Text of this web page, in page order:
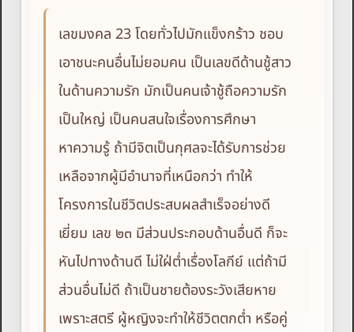
เลขมงคล 23 โดยทั่วไปมักแข็งกร้าว ชอบ
เอาชนะคนอื่นไม่ยอมคน เป็นเลขดีด้านชู้สาว
ในด้านความรัก มักเป็นคนเจ้าชู้ถือความรัก
เป็นใหญ่ เป็นคนสนใจเรื่องการศึกษา
หาความรู้ ถ้ามีจิตเป็นกุศลจะได้รับการช่วย
เหลือจากผู้มีอำนาจที่เหนือกว่า ทำให้
โครงการในชีวิตประสบผลสำเร็จอย่างดี
เยี่ยม เลข ๒๓ มีส่วนประกอบด้านอื่นดี ก็จะ
หันไปทางด้านดี ไม่ใฝ่ต่ำเรื่องโลกีย์ แต่ถ้ามี
ส่วนอื่นไม่ดี ถ้าเป็นชายต้องระวังเสียหาย
เพราะสตรี ผู้หญิงจะทำให้ชีวิตตกต่ำ หรือคู่